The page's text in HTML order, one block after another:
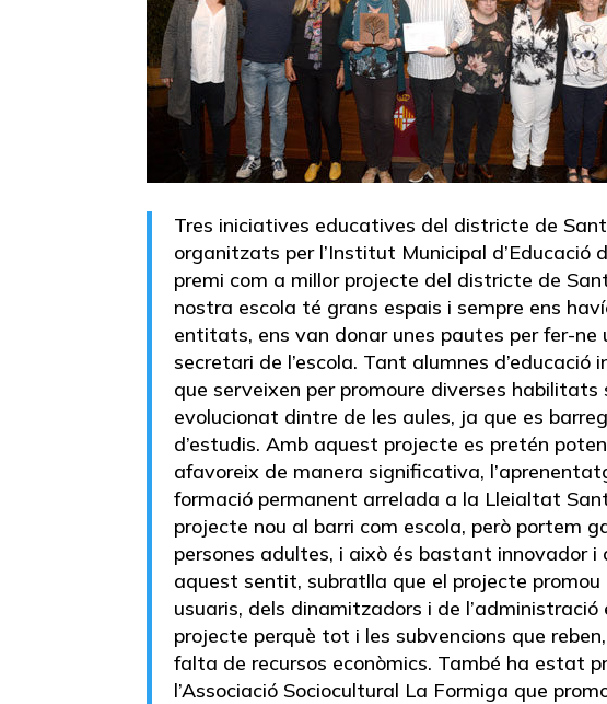
Tres iniciatives educatives del districte de
organitzats per l’Institut Municipal d’Educació
premi com a millor projecte del districte de
nostra escola té grans espais i sempre ens
entitats, ens van donar unes pautes per fer-ne
secretari de l’escola. Tant alumnes
que serveixen per promoure diverses
evolucionat dintre de les aules, ja que es
d’estudis. Amb aquest projecte es pretén
afavoreix de manera significativa,
formació permanent arrelada a la Lleialtat
projecte nou al barri com escola, però portem
persones adultes, i això és bastant innovador i
aquest sentit, subratlla que el projecte
usuaris, dels dinamitzadors i de
projecte perquè tot i les subvencions que
falta de recursos econòmics. També ha estat
l’Associació Sociocultural La Formiga que